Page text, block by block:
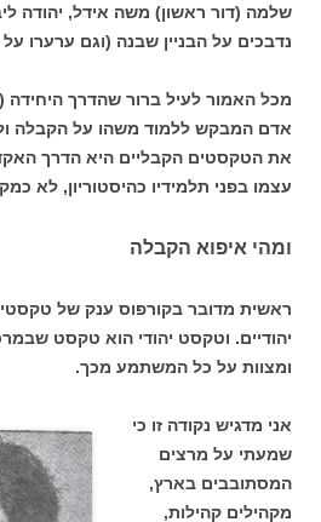
שלמה (דור ראשון) משה אידל, יהודה
נדבכים על הבניין שבנה (וגם ערערו
מכל האמור לעיל ברור שהדרך
אדם המבקש ללמוד משהו על הקבלה
את הטקסטים הקבליים היא הדרך
עצמו בפני תלמידיו כהיסטוריון, לא
ומהי איפוא הקבלה
ראשית מדובר בקורפוס ענק של
יהודיים. וטקסט יהודי הוא טקסט
ומצוות על כל המשתמע מכך.
אני מדגיש נקודה זו כי
שמעתי על מרצים
המסתובבים בארץ,
מקהילים קהילות,